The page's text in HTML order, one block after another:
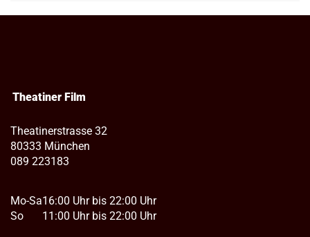
Theatiner Film
Theatinerstrasse 32
80333 München
089 223183
Mo-Sa
So
16:00 Uhr bis 22:00 Uhr
11:00 Uhr bis 22:00 Uhr